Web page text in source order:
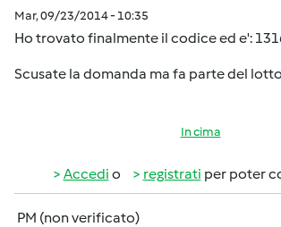
Mar, 09/23/2014 - 10:35
Ho trovato finalmente il codice ed e':
Scusate la domanda ma fa parte del
In cima
Accedi o registrati per poter
PM (non verificato)